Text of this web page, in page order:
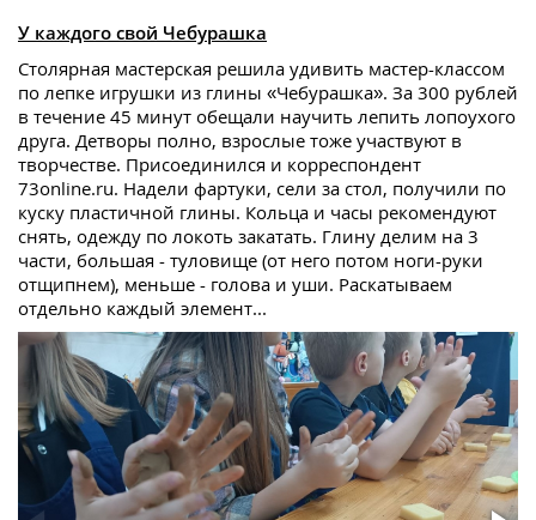
У каждого свой Чебурашка
Столярная мастерская решила удивить мастер-классом
по лепке игрушки из глины «Чебурашка». За 300 рублей
в течение 45 минут обещали научить лепить лопоухого
друга. Детворы полно, взрослые тоже участвуют в
творчестве. Присоединился и корреспондент
73online.ru. Надели фартуки, сели за стол, получили по
куску пластичной глины. Кольца и часы рекомендуют
снять, одежду по локоть закатать. Глину делим на 3
части, большая - туловище (от него потом ноги-руки
отщипнем), меньше - голова и уши. Раскатываем
отдельно каждый элемент...